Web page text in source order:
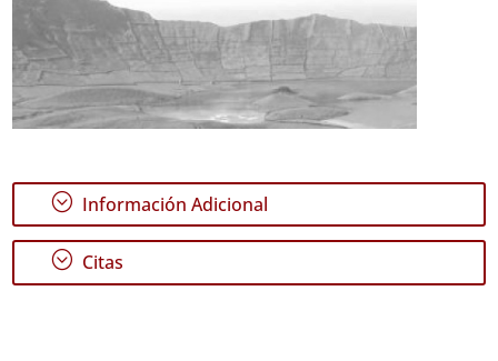
; Información Adicional
; Citas